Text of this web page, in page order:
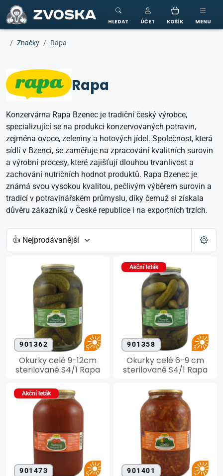
ZVOSKA
HLEDAT ÚČET KOŠÍK MENU
Značky Rapa
Rapa
Konzervárna Rapa Bzenec je tradiční český výrobce,
specializující se na produkci konzervovaných potravin,
zejména ovoce, zeleniny a hotových jídel. Společnost, která
sídlí v Bzenci, se zaměřuje na zpracování kvalitních surovin
a výrobní procesy, které zajišťují dlouhou trvanlivost a
zachování nutričních hodnot produktů. Rapa Bzenec je
známá svou vysokou kvalitou, pečlivým výběrem surovin a
tradicí v potravinářském průmyslu, díky čemuž si získala
důvěru zákazníků v České republice i na exportních trzích.
901362
Okurky celé 9-12cm
sterilované S4/1 Rapa
Akční leták
901358
Okurky celé 6-9 cm
sterilované S4/1 Rapa
Akční leták
901473 901401